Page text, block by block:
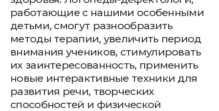
развития речи, творческих
способностей и физической
подготовки